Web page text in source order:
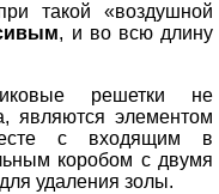
такой «воздушной
, и во всю длину
решетки не
являются элементом
с входящим в
коробом с двумя
удаления золы.